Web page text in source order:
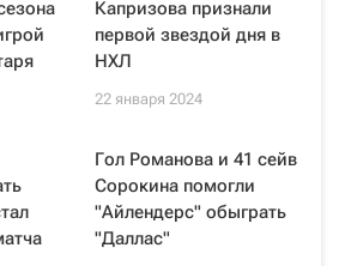
Капризова признали
первой звездой дня в
НХЛ
22 января 2024
Гол Романова и 41 сейв
Сорокина помогли
"Айлендерс" обыграть
"Даллас"